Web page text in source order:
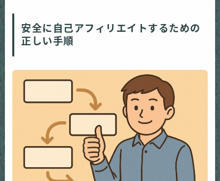
安全に自己アフィリエイトするための
正しい手順